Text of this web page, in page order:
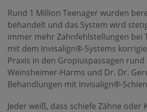
Rund 1 Million Teenager wurden
behandelt und das System wird
immer mehr Zahnfehlstellungen bei
mit dem Invisalign®-Systems
Praxis in den Gropiuspassagen
Weinsheimer-Harms und Dr. Dr.
Behandlungen mit Invisalign®-
Jeder weiß, dass schiefe Zähne